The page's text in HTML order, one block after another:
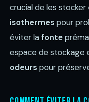
crucial de les
isothermes pour
éviter lafonte
espace de
odeurs pour